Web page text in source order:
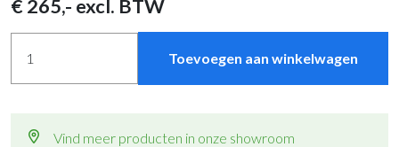
€ 265,- excl. BTW
Toevoegen aan winkelwagen
Vind meer producten in onze showroom